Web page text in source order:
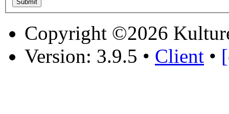
Copyright ©2026
Version: 3.9.5 • Client •